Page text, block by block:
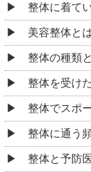
整体に着て
美容整体と
整体の種類
整体を受け
整体でスポ
整体に通う
整体と予防